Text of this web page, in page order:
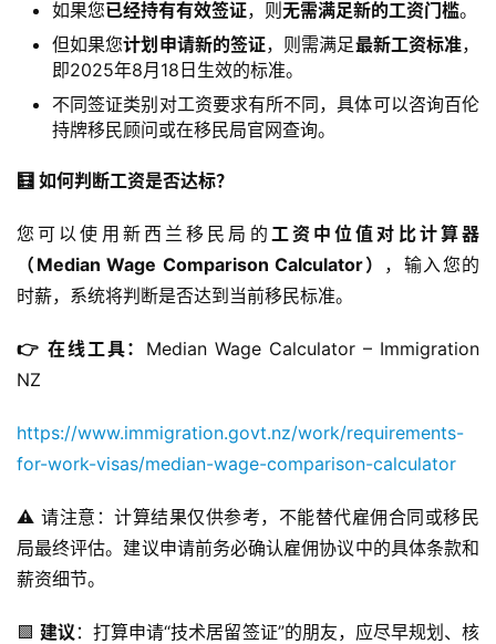
如果您已经持有有效签证，则无需满足新的工资门槛。
但如果您计划申请新的签证，则需满足最新工资标准，
即2025年8月18日生效的标准。
不同签证类别对工资要求有所不同，具体可以咨询百伦
持牌移民顾问或在移民局官网查询。
🧮 如何判断工资是否达标？
您可以使用新西兰移民局的 工资中位值对比计算器
（Median Wage Comparison Calculator） ，输入您的
时薪，系统将判断是否达到当前移民标准。
👉 在线工具： Median Wage Calculator – Immigration
NZ
https://www.immigration.govt.nz/work/requirements-
for-work-visas/median-wage-comparison-calculator
⚠️ 请注意：计算结果仅供参考，不能替代雇佣合同或移民
局最终评估。建议申请前务必确认雇佣协议中的具体条款和
薪资细节。
🟩 建议 ：打算申请“技术居留签证”的朋友，应尽早规划、核